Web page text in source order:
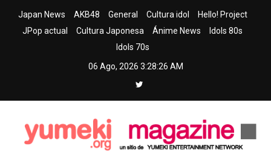
Japan News AKB48 General Cultura idol
Hello! Project
JPop actual
Cultura Japonesa Ánime News
Idols 80s
Idols 70s
06 Ago, 2026 3:28:28 AM